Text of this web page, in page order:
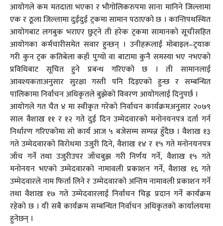
आयोगले कम मतदाता भएका र भौगोलिकरुपमा साना मानिने जिल्लामा
एक र ठूला जिल्लामा दुईदुई ट्रकमा सामान पठाएको छ । कान्तिपथस्थित
आयोगबाट लगबुक भराएर छुट्ने ती हरेक ट्रकमा सामानको सूचीसहित
आयोगका कर्मचारीसमेत सवार हुन्छन् । उनीहरूलाई मोबाइल–ट्रयाक
गरी कुन ट्रक कतिबेला कहाँ पुग्यो वा बाटामा कुनै समस्या भए नभएको
प्रविधिबाट सूचित हुने प्रबन्ध गरिएको छ । ती सामानलाई
आवश्यकताअनुसार सुरक्षा गस्ती पनि दिइएको हुन्छ र सम्बन्धित
पालिकामा निर्वाचन अधिकृतले बुझेको विवरण आयोगलाई दिनुपर्छ ।
आयोगले गत चैत ४ मा स्वीकृत गरेको निर्वाचन कार्यक्रमअनुसार २०७९
साल वैशाख ११ र १२ गते दुई दिन उम्मेदवारको मनोनयनपत्र दर्ता गर्न
निर्धारण गरिएकोमा सो कार्य आज ५ बजेसम्म सम्पन्न हुँदैछ । वैशाख १३
गते उम्मेदवारको विरोधमा उजुरी दिने, वैशाख १४ र १५ गते मनोनयनपत्र
जाँच गर्ने तथा उजुरीउपर जाँचबुझ गरी निर्णय गर्ने, वैशाख १५ गते
मनोनयन भएको उम्मेदवारको नामावली प्रकाशन गर्ने, वैशाख १६ गते
उम्मेदवारले नाम फिर्ता लिने र उम्मेदवारको अन्तिम नामावली प्रकाशन गर्ने
तथा वैशाख १७ गते उम्मेदवारलाई निर्वाचन चिह्न प्रदान गर्ने कार्यक्रम
रहेको छ । यी सबै कार्यक्रम सम्बन्धित निर्वाचन अधिकृतको कार्यालयमा
हुनेछन् ।